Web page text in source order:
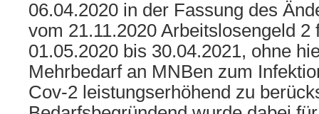
06.04.2020 in der Fassung des
vom 21.11.2020 Arbeitslosengeld 2
01.05.2020 bis 30.04.2021, ohne
Mehrbedarf an MNBen zum
Cov-2 leistungserhöhend zu